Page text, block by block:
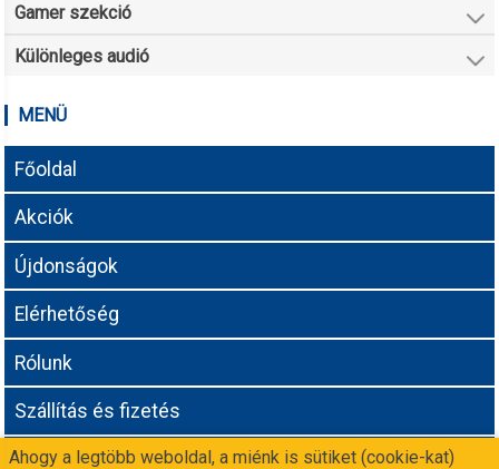
Gamer szekció
Különleges audió
MENÜ
Főoldal
Akciók
Újdonságok
Elérhetőség
Rólunk
Szállítás és fizetés
Adatvédelmi tájékoztató
Ahogy a legtöbb weboldal, a miénk is sütiket (cookie-kat)